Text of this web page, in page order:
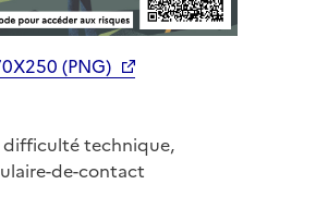
(PNG)
difficulté technique,
de-contact